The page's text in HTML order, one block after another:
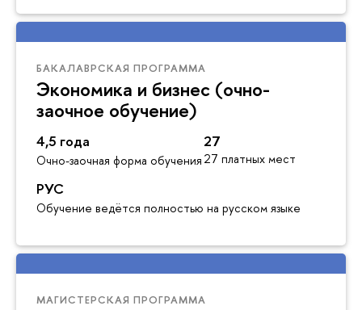
БАКАЛАВРСКАЯ ПРОГРАММА
Экономика и бизнес (очно-
заочное обучение)
4,5 года
Очно-заочная форма обучения
27
27 платных мест
РУС
Обучение ведётся полностью на русском языке
МАГИСТЕРСКАЯ ПРОГРАММА